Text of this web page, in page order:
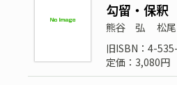
勾留・保釈
熊谷 弘 松
旧ISBN：4-
定価：3,080円